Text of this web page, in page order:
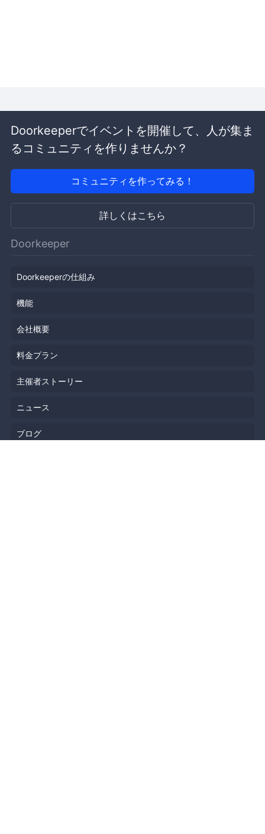
Doorkeeperでイベントを開催して、人が集ま
るコミュニティを作りませんか？
コミュニティを作ってみる！
詳しくはこちら
Doorkeeper
Doorkeeperの仕組み
機能
会社概要
料金プラン
主催者ストーリー
ニュース
ブログ